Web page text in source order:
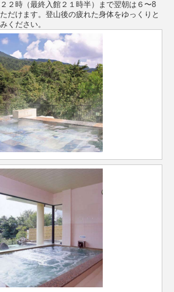
２時（最終入館２１時半）まで翌朝は６〜8
だけます。登山後の疲れた身体をゆっくりと
ください。